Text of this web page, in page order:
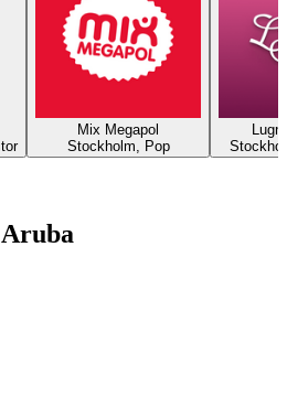
Mix Megapol
Stockholm, Pop